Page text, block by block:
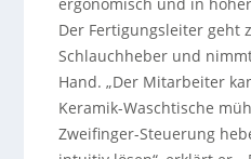
ergonomisch und in
Der Fertigungsleiter geht
Schlauchheber und
Hand. „Der Mitarbeiter
Keramik-Waschtische
Zweifinger-Steuerung